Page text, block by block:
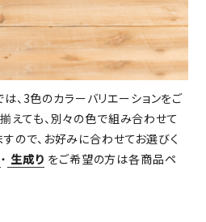
、3色のカラーバリエーションをご
えても、別々の色で組み合わせて
ので、お好みに合わせてお選びく
・ 生成り をご希望の方は各商品ペ